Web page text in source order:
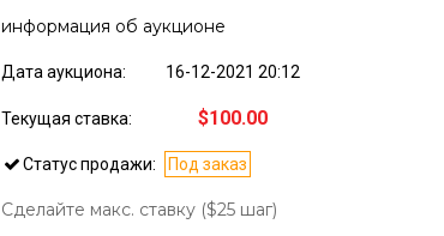
информация об аукционе
Дата аукциона: 16-12-2021 20:12
Текущая ставка: $100.00
Статус продажи: Под заказ
Сделайте макс. ставку ($25 шаг)